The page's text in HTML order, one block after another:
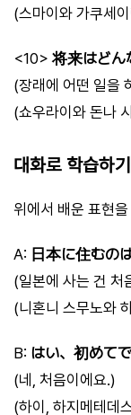
(스마이와 가쿠세
<10>将来はどん
(장래에 어떤 일을
(쇼우라이와 돈나
대화로 학습하기
위에서 배운 표현
A: 日本に住むの
(일본에 사는 건 처
(니혼니 스무노와
B: はい、初めてで
(네, 처음이에요.)
(하이, 하지메테데